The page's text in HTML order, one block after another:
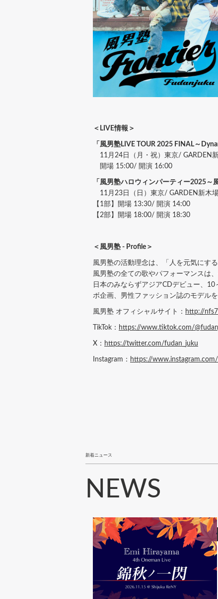
＜LIVE情報＞
「風男塾LIVE TOUR 2025 FINAL～
11月24日（月・祝）東京/ GARDEN新
開場 15:00/ 開演 16:00
「風男塾ハロウィンパーティー2025～
11月23日（日）東京/ GARDEN新木場
【1部】開場 13:30/ 開演 14:00
【2部】開場 18:00/ 開演 18:30
＜風男塾 - Profile＞
風男塾の活動理念は、「人を元気にする
風男塾の全ての歌やパフォーマンスは
日本のみならずアジアCDデビュー、
ボ企画、男性ファッション誌のモデル
風男塾 オフィシャルサイト： http://
TikTok： https://www.tiktok.com/
X： https://twitter.com/fudan_juku
Instagram： https://
新着ニュース
NEWS